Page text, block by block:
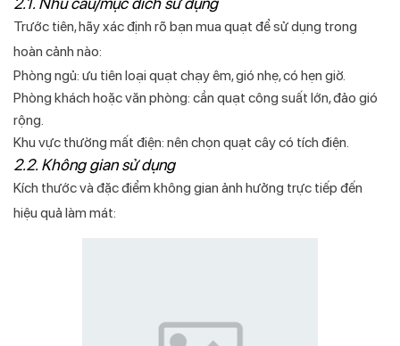
Trước tiên, hãy xác định rõ bạn mua quạt để sử dụng trong
hoàn cảnh nào:
Phòng ngủ: ưu tiên loại quạt chạy êm, gió nhẹ, có hẹn giờ.
Phòng khách hoặc văn phòng: cần quạt công suất lớn, đảo gió
rộng.
Khu vực thường mất điện: nên chọn quạt cây có tích điện.
2.2. Không gian sử dụng
Kích thước và đặc điểm không gian ảnh hưởng trực tiếp đến
hiệu quả làm mát: